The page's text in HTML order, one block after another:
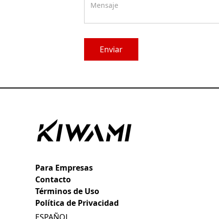
Para Empresas
Contacto
Términos de Uso
Política de Privacidad